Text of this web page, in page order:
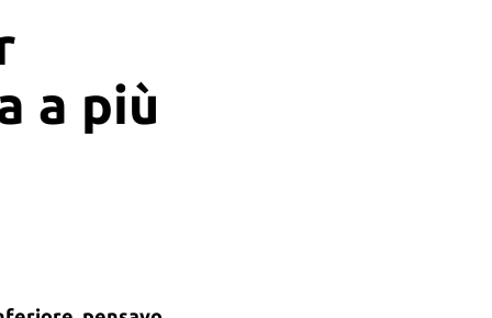
a più